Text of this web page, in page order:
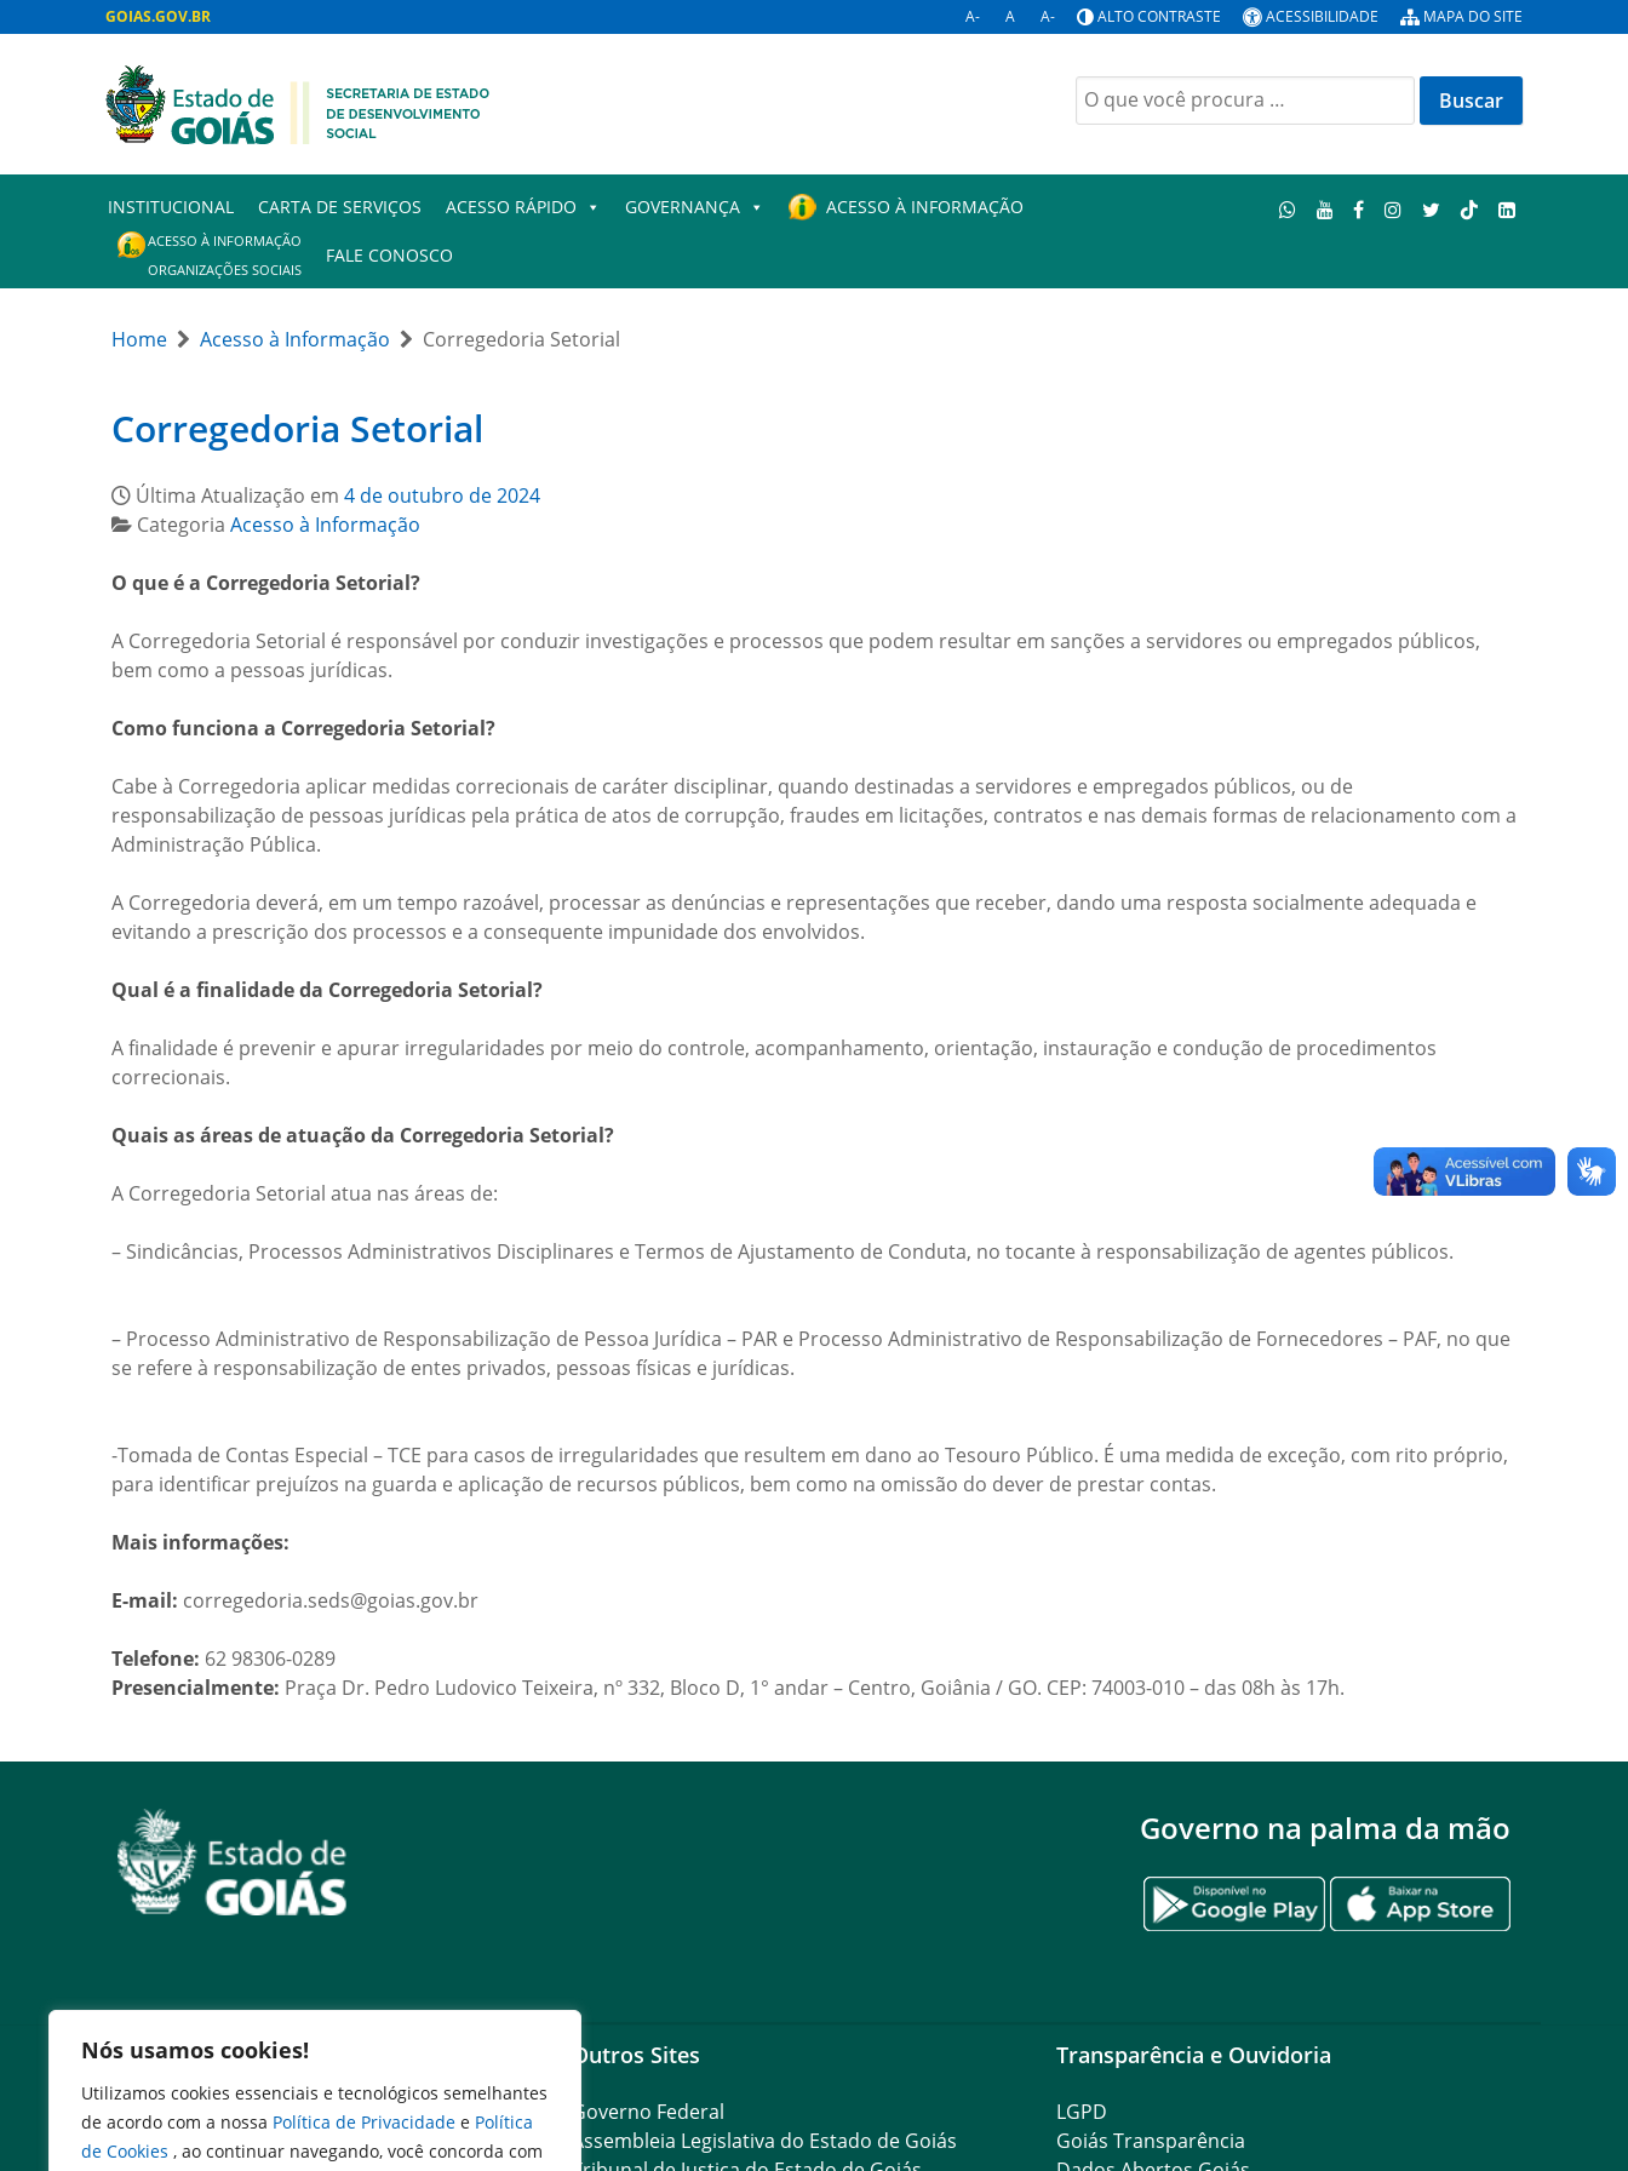
Nós usamos cookies!
Utilizamos cookies essenciais e tecnológicos semelhantes
de acordo com a nossa Política de Privacidade e Política
de Cookies , ao continuar navegando, você concorda com
GOIAS.GOV.BR A- A A- ALTO CONTRASTE ACESSIBILIDADE MAPA DO SITE
Buscar
por:
INSTITUCIONAL CARTA DE SERVIÇOS ACESSO RÁPIDO GOVERNANÇA ACESSO À INFORMAÇÃO
ACESSO À INFORMAÇÃO
ORGANIZAÇÕES SOCIAIS
FALE CONOSCO
Home Acesso à Informação Corregedoria Setorial
Corregedoria Setorial
Última Atualização em 4 de outubro de 2024
Categoria Acesso à Informação
O que é a Corregedoria Setorial?
A Corregedoria Setorial é responsável por conduzir investigações e processos que podem resultar em sanções a servidores ou empregados públicos,
bem como a pessoas jurídicas.
Como funciona a Corregedoria Setorial?
Cabe à Corregedoria aplicar medidas correcionais de caráter disciplinar, quando destinadas a servidores e empregados públicos, ou de
responsabilização de pessoas jurídicas pela prática de atos de corrupção, fraudes em licitações, contratos e nas demais formas de relacionamento com a
Administração Pública.
A Corregedoria deverá, em um tempo razoável, processar as denúncias e representações que receber, dando uma resposta socialmente adequada e
evitando a prescrição dos processos e a consequente impunidade dos envolvidos.
Qual é a finalidade da Corregedoria Setorial?
A finalidade é prevenir e apurar irregularidades por meio do controle, acompanhamento, orientação, instauração e condução de procedimentos
correcionais.
Quais as áreas de atuação da Corregedoria Setorial?
A Corregedoria Setorial atua nas áreas de:
– Sindicâncias, Processos Administrativos Disciplinares e Termos de Ajustamento de Conduta, no tocante à responsabilização de agentes públicos.
– Processo Administrativo de Responsabilização de Pessoa Jurídica – PAR e Processo Administrativo de Responsabilização de Fornecedores – PAF, no que
se refere à responsabilização de entes privados, pessoas físicas e jurídicas.
-Tomada de Contas Especial – TCE para casos de irregularidades que resultem em dano ao Tesouro Público. É uma medida de exceção, com rito próprio,
para identificar prejuízos na guarda e aplicação de recursos públicos, bem como na omissão do dever de prestar contas.
Mais informações:
E-mail: corregedoria.seds@goias.gov.br
Telefone: 62 98306-0289
Presencialmente: Praça Dr. Pedro Ludovico Teixeira, nº 332, Bloco D, 1° andar – Centro, Goiânia / GO. CEP: 74003-010 – das 08h às 17h.
Governo na palma da mão
Serviços
Expresso Goiás
Expresso Aplicações
Outros Sites
Governo Federal
Assembleia Legislativa do Estado de Goiás
Transparência e Ouvidoria
LGPD
Goiás Transparência